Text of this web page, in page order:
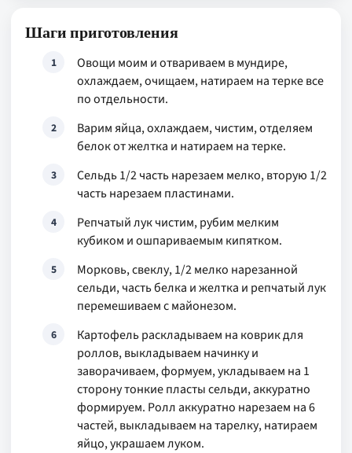
Шаги приготовления
1
Овощи моим и отвариваем в мундире,
охлаждаем, очищаем, натираем на терке все
по отдельности.
2
Варим яйца, охлаждаем, чистим, отделяем
белок от желтка и натираем на терке.
3
Сельдь 1/2 часть нарезаем мелко, вторую 1/2
часть нарезаем пластинами.
4
Репчатый лук чистим, рубим мелким
кубиком и ошпариваемым кипятком.
5
Морковь, свеклу, 1/2 мелко нарезанной
сельди, часть белка и желтка и репчатый лук
перемешиваем с майонезом.
6
Картофель раскладываем на коврик для
роллов, выкладываем начинку и
заворачиваем, формуем, укладываем на 1
сторону тонкие пласты сельди, аккуратно
формируем. Ролл аккуратно нарезаем на 6
частей, выкладываем на тарелку, натираем
яйцо, украшаем луком.